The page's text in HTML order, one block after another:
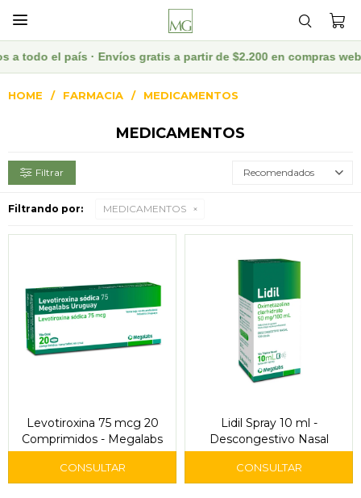

· Envíos gratis a partir de $2.200 en compras web ·
HOME FARMACIA MEDICAMENTOS
MEDICAMENTOS
Recomendados
Filtrando por: MEDICAMENTOS
Levotiroxina 75 mcg 20
Comprimidos - Megalabs
Lidil Spray 10 ml -
Descongestivo Nasal